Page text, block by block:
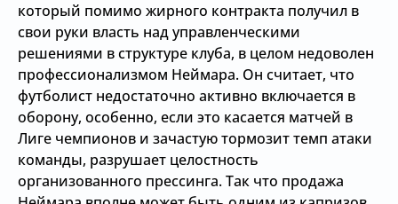
который помимо жирного контракта получил в
свои руки власть над управленческими
решениями в структуре клуба, в целом недоволен
профессионализмом Неймара. Он считает, что
футболист недостаточно активно включается в
оборону, особенно, если это касается матчей в
Лиге чемпионов и зачастую тормозит темп атаки
команды, разрушает целостность
организованного прессинга. Так что продажа